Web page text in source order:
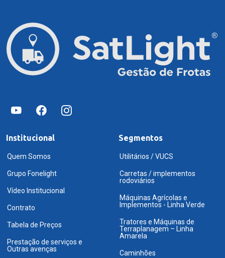
Institucional
Quem Somos
Grupo Fonelight
Vídeo Institucional
Contrato
Tabela de Preços
Prestação de serviços e
Outras avenças
Segmentos
Utilitários / VUCS
Carretas / implementos
rodoviários
Máquinas Agrícolas e
Implementos - Linha Verde
Tratores e Máquinas de
Terraplanagem – Linha
Amarela
Caminhões